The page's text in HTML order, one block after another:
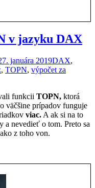
v jazyku DAX
januára 2019DAX,
, TOPN, výpočet za
funkcii TOPN, ktorá
väčšine prípadov funguje
viac. A ak si na to
a nevedieť o tom. Preto sa
z toho von.